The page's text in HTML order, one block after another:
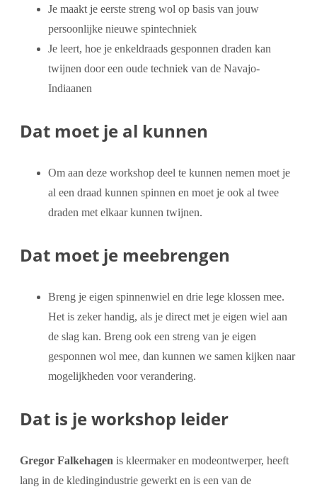
Je maakt je eerste streng wol op basis van jouw
persoonlijke nieuwe spintechniek
Je leert, hoe je enkeldraads gesponnen draden kan
twijnen door een oude techniek van de Navajo-
Indiaanen
Dat moet je al kunnen
Om aan deze workshop deel te kunnen nemen moet je
al een draad kunnen spinnen en moet je ook al twee
draden met elkaar kunnen twijnen.
Dat moet je meebrengen
Breng je eigen spinnenwiel en drie lege klossen mee.
Het is zeker handig, als je direct met je eigen wiel aan
de slag kan. Breng ook een streng van je eigen
gesponnen wol mee, dan kunnen we samen kijken naar
mogelijkheden voor verandering.
Dat is je workshop leider
Gregor Falkehagen is kleermaker en modeontwerper, heeft
lang in de kledingindustrie gewerkt en is een van de